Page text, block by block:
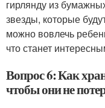
гирлянду из
звезды, которые
можно вовлечь
что станет
Вопрос 6: Как
чтобы они не